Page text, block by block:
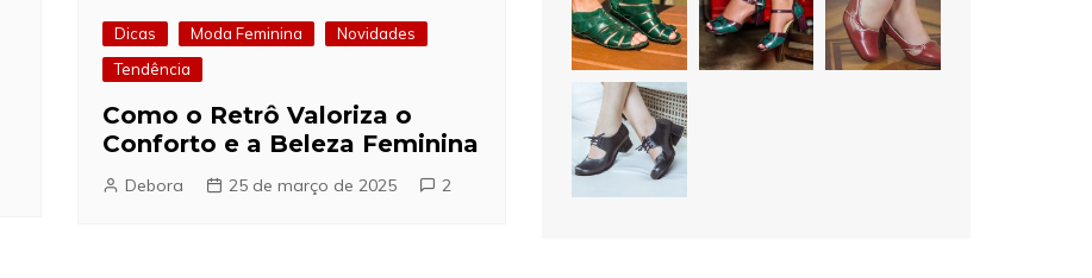
Dicas Moda Feminina
Novidades
Tendência
Como o Retrô Valoriza o
Conforto e a Beleza Feminina
Debora 25 de março de 2025 2